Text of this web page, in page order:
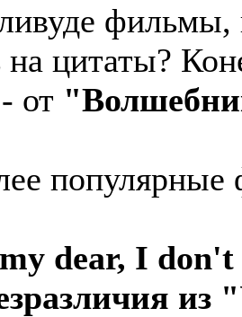
цитаты?
от
популярные
dear, I